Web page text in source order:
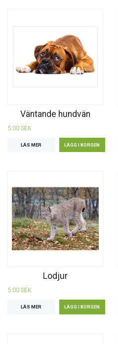
Väntande hundvän
5.00 SEK
LÄS MER
Lodjur
5.00 SEK
LÄS MER